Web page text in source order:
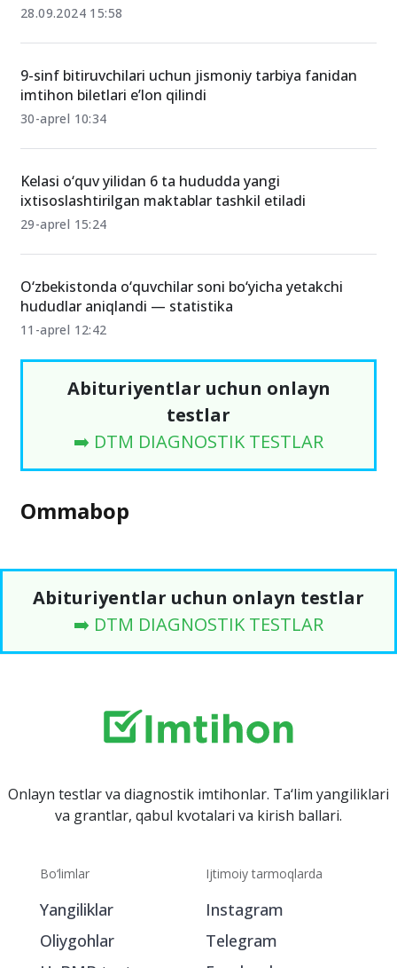
28.09.2024 15:58
9-sinf bitiruvchilari uchun jismoniy tarbiya fanidan
imtihon biletlari e’lon qilindi
30-aprel 10:34
Kelasi o‘quv yilidan 6 ta hududda yangi
ixtisoslashtirilgan maktablar tashkil etiladi
29-aprel 15:24
O‘zbekistonda o‘quvchilar soni bo‘yicha yetakchi
hududlar aniqlandi — statistika
11-aprel 12:42
Abituriyentlar uchun onlayn
testlar
➡️ DTM DIAGNOSTIK TESTLAR
Ommabop
Abituriyentlar uchun onlayn testlar
➡️ DTM DIAGNOSTIK TESTLAR
Onlayn testlar va diagnostik imtihonlar. Ta‘lim yangiliklari
va grantlar, qabul kvotalari va kirish ballari.
Bo‘limlar
Yangiliklar
Oliygohlar
Ijtimoiy tarmoqlarda
Instagram
Telegram